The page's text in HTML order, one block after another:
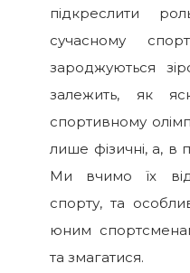
підкреслити
сучасному
зароджуються
залежить, як
спортивному
лише фізичні, а, в
Ми вчимо їх
спорту, та
юним
та змагатися.